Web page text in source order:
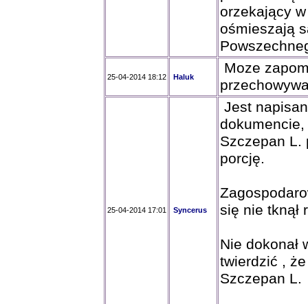
orzekający
ośmieszają
25-04-2014 18:12 Haluk
Moze
25-04-2014 17:01 Syncerus
Jest
dokumencie,
Szczepan L.
porcję.
się nie tknął
Nie dokonał
twierdzić ,
Szczepan L.